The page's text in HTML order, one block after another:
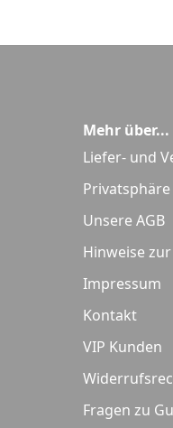
Mehr über...
Liefer- und
Unsere AGB
Hinweise
Impressum
Kontakt
VIP Kunden
Fragen zu